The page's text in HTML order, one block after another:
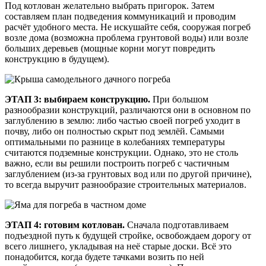
Под котлован желательно выбрать пригорок. Затем
составляем план подведения коммуникаций и проводим
расчёт удобного места. Не искушайте себя, сооружая погреб
возле дома (возможна проблема грунтовой воды) или возле
больших деревьев (мощные корни могут повредить
конструкцию в будущем).
ЭТАП 3: выбираем конструкцию. При большом
разнообразии конструкций, различаются они в основном по
заглублению в землю: либо частью своей погреб уходит в
почву, либо он полностью скрыт под землёй. Самыми
оптимальными по разнице в колебаниях температуры
считаются подземные конструкции. Однако, это не столь
важно, если вы решили построить погреб с частичным
заглублением (из-за грунтовых вод или по другой причине),
то всегда выручит разнообразие строительных материалов.
ЭТАП 4: готовим котлован. Сначала подготавливаем
подъездной путь к будущей стройке, освобождаем дорогу от
всего лишнего, укладывая на неё старые доски. Всё это
понадобится, когда будете тачками возить по ней